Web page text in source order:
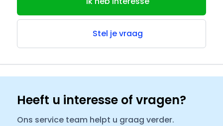
Stel je vraag
Heeft u interesse of vragen?
Ons service team helpt u graag verder.